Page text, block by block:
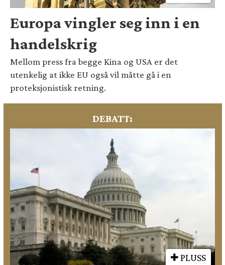
Europa vingler seg inn i en
handelskrig
Mellom press fra begge Kina og USA er det
utenkelig at ikke EU også vil måtte gå i en
proteksjonistisk retning.
DEBATT:
PLUSS